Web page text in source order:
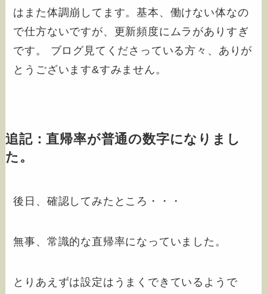
はまた体調崩してます。基本、働けない体なの
で仕方ないですが、更新頻度にムラがありすぎ
です。 ブログ見てくださっている方々、ありが
とうございます&すみません。
追記：直帰率が普通の数字になりまし
た。
後日、確認してみたところ・・・
無事、常識的な直帰率になっていました。
とりあえずは設定はうまくできているようで